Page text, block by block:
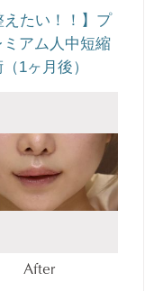
えたい！！】プ
アム人中短縮
1ヶ月後）
After